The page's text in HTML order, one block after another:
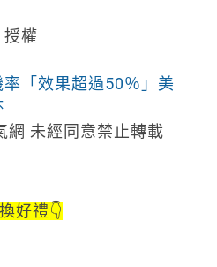
授權
「效果超過50％」美
未經同意禁止轉載
好禮👇